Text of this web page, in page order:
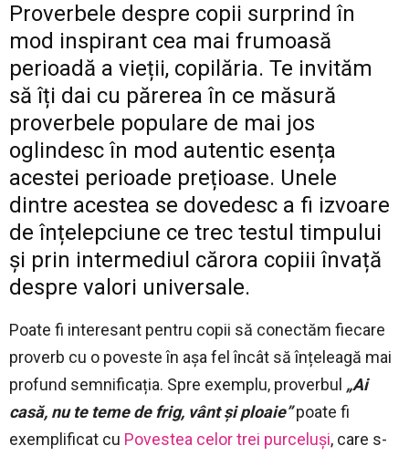
Proverbele despre copii surprind în
mod inspirant cea mai frumoasă
perioadă a vieții, copilăria. Te invităm
să îți dai cu părerea în ce măsură
proverbele populare de mai jos
oglindesc în mod autentic esența
acestei perioade prețioase. Unele
dintre acestea se dovedesc a fi izvoare
de înțelepciune ce trec testul timpului
și prin intermediul cărora copiii învață
despre valori universale.
Poate fi interesant pentru copii să conectăm fiecare
proverb cu o poveste în așa fel încât să înțeleagă mai
profund semnificația. Spre exemplu, proverbul „Ai
casă, nu te teme de frig, vânt și ploaie”poate fi
exemplificat cu Povestea celor trei purceluși, care s-